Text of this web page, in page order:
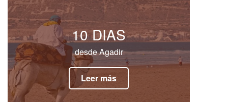
10 DIAS
desde Agadir
Leer más